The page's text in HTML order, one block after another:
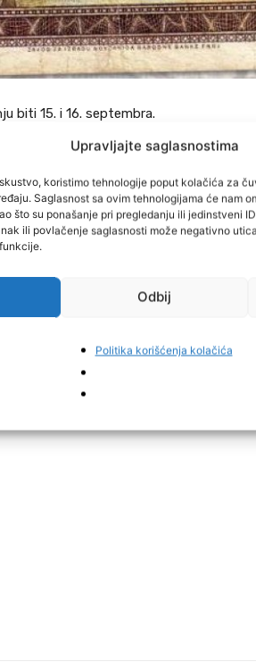
Upravljajte saglasnostima
koristimo tehnologije poput kolačića za
Saglasnost sa ovim tehnologijama će nam
što su ponašanje pri pregledanju ili jedinstveni
ili povlačenje saglasnosti može negativno
Odbij
Politika korišćenja kolačića
biti 15. i 16. septembra.
što će sigurno biti slučaj i u Tešnju.
njegova bitnost, između ostalog,
s tim ljudima, kojih se bh. javnost
život dok u dubokim jamama